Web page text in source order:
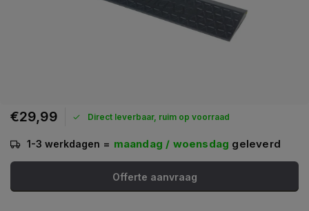
€29,99 Direct leverbaar, ruim op voorraad
1-3 werkdagen = maandag / woensdag geleverd
Offerte aanvraag